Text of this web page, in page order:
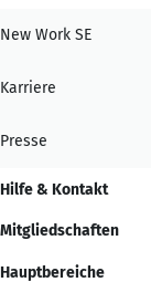
New Work SE
Karriere
Presse
Hilfe & Kontakt
Mitgliedschaften
Hauptbereiche